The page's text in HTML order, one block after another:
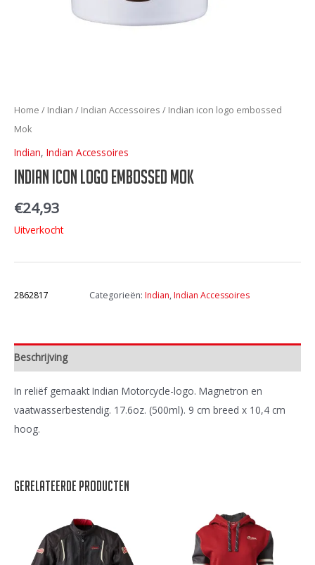
Home / Indian / Indian Accessoires / Indian icon logo embossed
Mok
Indian, Indian Accessoires
Indian icon logo embossed Mok
€24,93
Uitverkocht
2862817
Categorieën: Indian,Indian Accessoires
Beschrijving
In reliëf gemaakt Indian Motorcycle-logo. Magnetron en
vaatwasserbestendig. 17.6oz. (500ml). 9 cm breed x 10,4 cm
hoog.
Gerelateerde producten